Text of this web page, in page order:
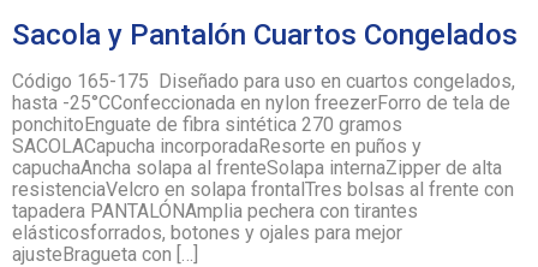
Sacola y Pantalón Cuartos Congelados
Código 165-175 Diseñado para uso en cuartos congelados,
hasta -25°CConfeccionada en nylon freezerForro de tela de
ponchitoEnguate de fibra sintética 270 gramos
SACOLACapucha incorporadaResorte en puños y
capuchaAncha solapa al frenteSolapa internaZipper de alta
resistenciaVelcro en solapa frontalTres bolsas al frente con
tapadera PANTALÓNAmplia pechera con tirantes
elásticosforrados, botones y ojales para mejor
ajusteBragueta con […]